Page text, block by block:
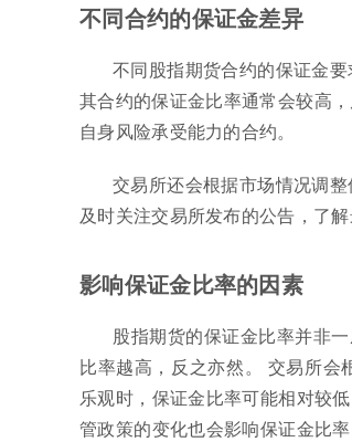
不同合约的保证金差异
不同股指期货合约的保证金
其合约的保证金比率通常会较高
自身风险承受能力的合约。
交易所还会根据市场情况调
及时关注交易所发布的公告，了解
影响保证金比率的因素
股指期货的保证金比率并非
比率越高，反之亦然。 交易所
乐观时，保证金比率可能相对较
管政策的变化也会影响保证金比